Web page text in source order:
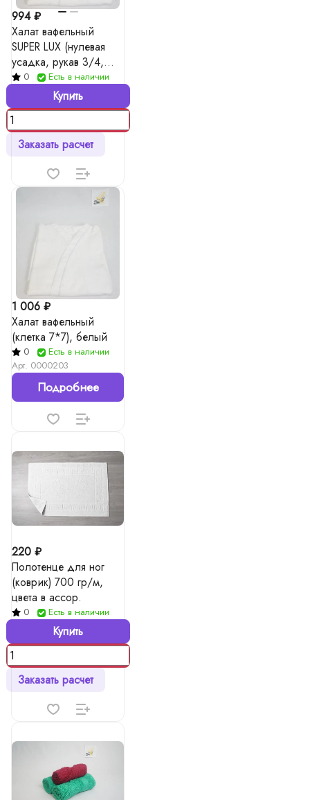
994 ₽
Халат вафельный
SUPER LUX (нулевая
усадка, рукав 3/4,
укороченный халат),
цвета в ассорт.
0 Есть в наличии
Купить
Заказать расчет
1 006 ₽
Халат вафельный
(клетка 7*7), белый
0
Есть в наличии
Арт. 0000203
Подробнее
220 ₽
Полотенце для ног
(коврик) 700 гр/м,
цвета в ассор.
0 Есть в наличии
Купить
Заказать расчет